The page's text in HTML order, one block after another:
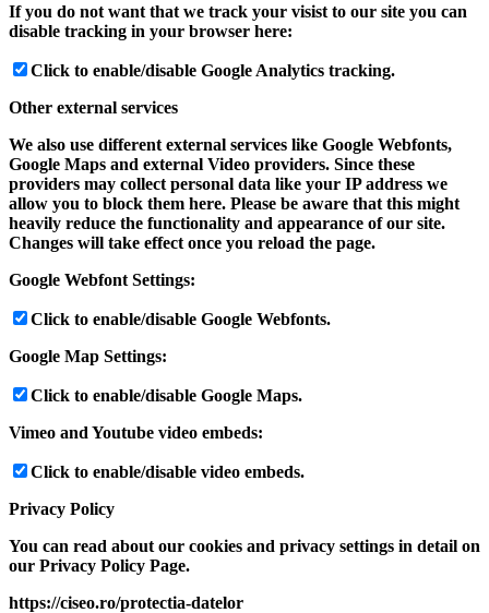
If you do not want that we track your visist to our site you can
disable tracking in your browser here:
Click to enable/disable Google Analytics tracking.
Other external services
We also use different external services like Google Webfonts,
Google Maps and external Video providers. Since these
providers may collect personal data like your IP address we
allow you to block them here. Please be aware that this might
heavily reduce the functionality and appearance of our site.
Changes will take effect once you reload the page.
Google Webfont Settings:
Click to enable/disable Google Webfonts.
Google Map Settings:
Click to enable/disable Google Maps.
Vimeo and Youtube video embeds:
Click to enable/disable video embeds.
Privacy Policy
You can read about our cookies and privacy settings in detail on
our Privacy Policy Page.
https://ciseo.ro/protectia-datelor